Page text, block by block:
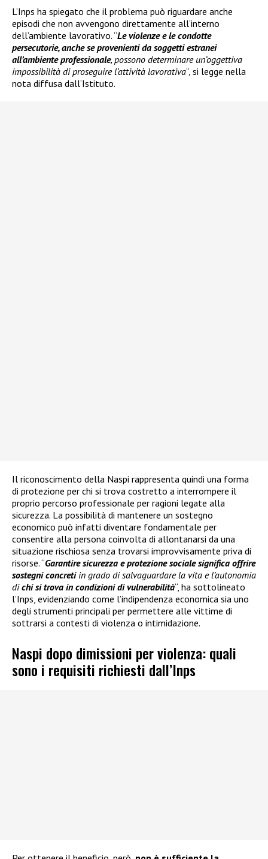
L’Inps ha spiegato che il problema può riguardare anche
episodi che non avvengono direttamente all’interno
dell’ambiente lavorativo. “Le violenze e le condotte
persecutorie, anche se provenienti da soggetti estranei
all’ambiente professionale, possono determinare un’oggettiva
impossibilità di proseguire l’attività lavorativa“, si legge nella
nota diffusa dall’Istituto.
Il riconoscimento della Naspi rappresenta quindi una forma
di protezione per chi si trova costretto a interrompere il
proprio percorso professionale per ragioni legate alla
sicurezza. La possibilità di mantenere un sostegno
economico può infatti diventare fondamentale per
consentire alla persona coinvolta di allontanarsi da una
situazione rischiosa senza trovarsi improvvisamente priva di
risorse. “Garantire sicurezza e protezione sociale significa offrire
sostegni concretiin grado di salvaguardare la vita e l’autonomia
dichi si trova in condizioni di vulnerabilità“, ha sottolineato
l’Inps, evidenziando come l’indipendenza economica sia uno
degli strumenti principali per permettere alle vittime di
sottrarsi a contesti di violenza o intimidazione.
Naspi dopo dimissioni per violenza: quali
sono i requisiti richiesti dall’Inps